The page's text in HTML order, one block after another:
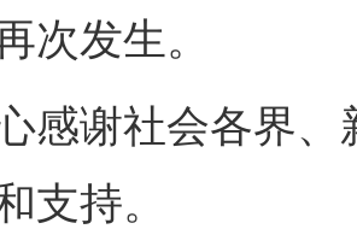
次发生。
谢社会各界、
支持。